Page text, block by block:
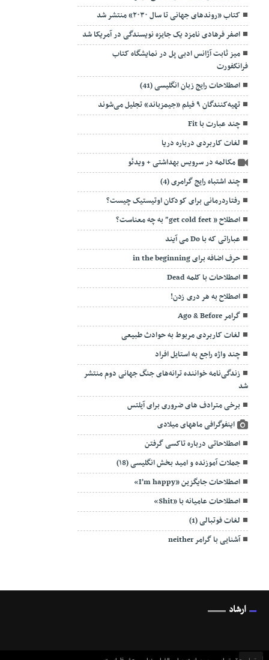
کتاب «روندهای جهانی تا سال ۲۰۳۰» منتشر شد
اصفر فرهادی نامزد یک جایزه نویسندگی در آمریکا شد
میز ثابت آژانس ادبی پل در نمایشگاه کتاب
فرانکفورت
اصطلاحات رایج زبان انگلیسی (41)
تهیه‌کنندگان ۹ فیلم «جیمزباند» تجلیل می‌شوند
چند عبارت با Fit
لغات کاربردی درباره دریا
مکالمه در سرویس بهداشتی + ویدئو
چند اشتباه رایج گرامری (4)
رفتاردرمانی برای کودکان اوتیستیک چیست؟
اصطلاح ” get cold feet” به چه معناست؟
عباراتی که با Do می آیند
حرف اضافه برای in the beginning
اصطلاحات با کلمه Dead
اصطلاح به هر دری زدن!
گرامر Ago & Before
لغات کاربردی مربوط به حوادث طبیعی
چند واژه راجع به استایل افراد
زندگی‌نامه خواننده‌ ترانه‌های جنگ جهانی دوم منتشر
شد
برخی مترادف های ضروری برای آیلتس
اینفوگرافی ماههای میلادی
اصطلاحاتی درباره تاکسی گرفتن
جملات آموزنده و امید بخش انگلیسی (۱8)
اصطلاحات جایگزین «I’m happy»
اصطلاحات عامیانه با «Shit»
لغات فوتبالی (1)
آشنایی با گرامر neither
ارشاد